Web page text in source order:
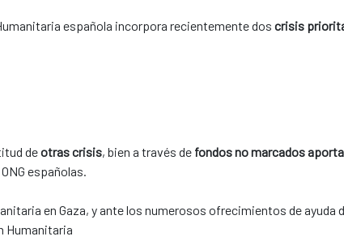
española incorpora recientemente dos crisis
de otras crisis, bien a través de fondos no marcados
españolas.
en Gaza, y ante los numerosos ofrecimientos de ayuda
Humanitaria